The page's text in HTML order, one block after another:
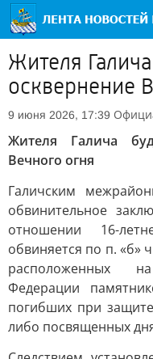
Жителя
осквернение
9 июня 2026, 17:39
Жителя Галича
Вечного огня
Галичским
обвинительное
отношении 16-
обвиняется по п. «б»
расположенных
Федерации
погибших при
либо посвященных